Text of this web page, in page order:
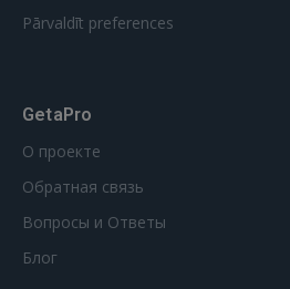
Pārvaldīt preferences
GetaPro
О проекте
Обратная связь
Вопросы и Ответы
Блог